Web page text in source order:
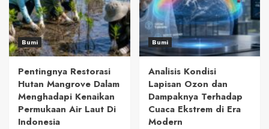
Bumi
Pentingnya Restorasi
Hutan Mangrove Dalam
Menghadapi Kenaikan
Permukaan Air Laut Di
Indonesia
Bumi
Analisis Kondisi
Lapisan Ozon dan
Dampaknya Terhadap
Cuaca Ekstrem di Era
Modern